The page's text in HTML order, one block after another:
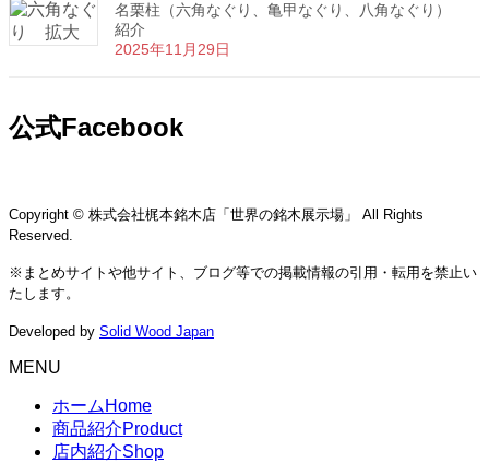
名栗柱（六角なぐり、亀甲なぐり、八角なぐり）
紹介
2025年11月29日
公式Facebook
Copyright © 株式会社梶本銘木店「世界の銘木展示場」 All Rights
Reserved.
※まとめサイトや他サイト、ブログ等での掲載情報の引用・転用を禁止い
たします。
Developed by Solid Wood Japan
MENU
ホーム Home
商品紹介Product
店内紹介Shop